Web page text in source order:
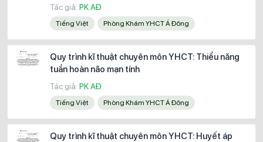
Tác giả: PK AĐ
Tiếng Việt Phòng Khám YHCT Á Đông
Quy trình kĩ thuật chuyên môn YHCT: Thiểu năng
tuần hoàn não mạn tính
Tác giả: PK AĐ
Tiếng Việt Phòng Khám YHCT Á Đông
Quy trình kĩ thuật chuyên môn YHCT: Huyết áp